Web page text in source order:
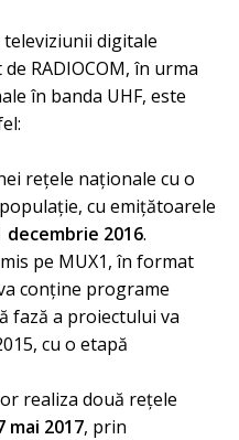
digitale
RADIOCOM, în urma
în banda UHF, este
reţele naţionale cu o
cu emiţătoarele
decembrie 2016.
pe MUX1, în format
conţine programe
fază a proiectului va
cu o etapă
realiza două reţele
mai 2017, prin